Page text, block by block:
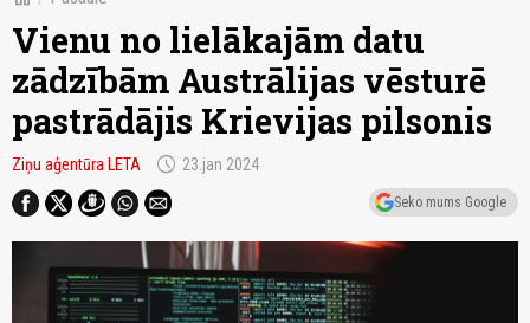
Vienu no lielākajām datu
zādzībām Austrālijas vēsturē
pastrādājis Krievijas pilsonis
Ziņu aģentūra LETA schedule 23.jan 2024
Seko mums Google